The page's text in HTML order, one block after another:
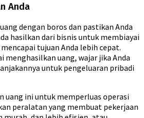
Anda
dengan boros dan pastikan Anda
hasilkan dari bisnis untuk membiayai
tujuan Anda lebih cepat.
menghasilkan uang, wajar jika Anda
untuk pengeluaran pribadi
uang ini untuk memperluas operasi
peralatan yang membuat pekerjaan